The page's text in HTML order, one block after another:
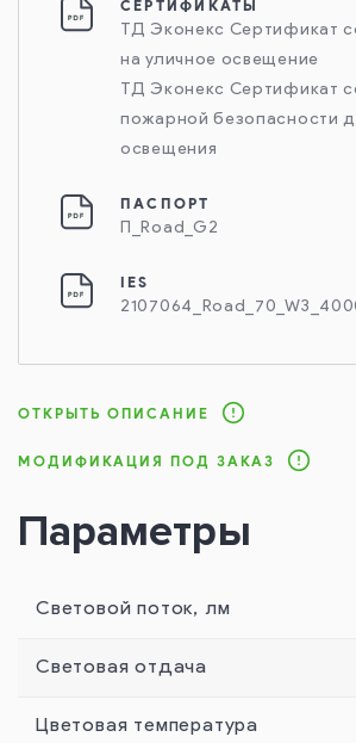
СЕРТИФИКАТЫ
ТД Эконекс Сертификат
на уличное освещение
ТД Эконекс Сертификат
пожарной безопасности
освещения
ПАСПОРТ
П_Road_G2
IES
ОТКРЫТЬ ОПИСАНИЕ
МОДИФИКАЦИЯ ПОД ЗАКАЗ
Параметры
Световой поток, лм
Световая отдача
Цветовая температура